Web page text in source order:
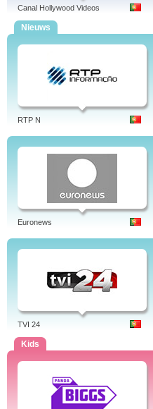
Canal Hollywood Videos
Nieuws
RTP N
Euronews
TVI 24
Kids